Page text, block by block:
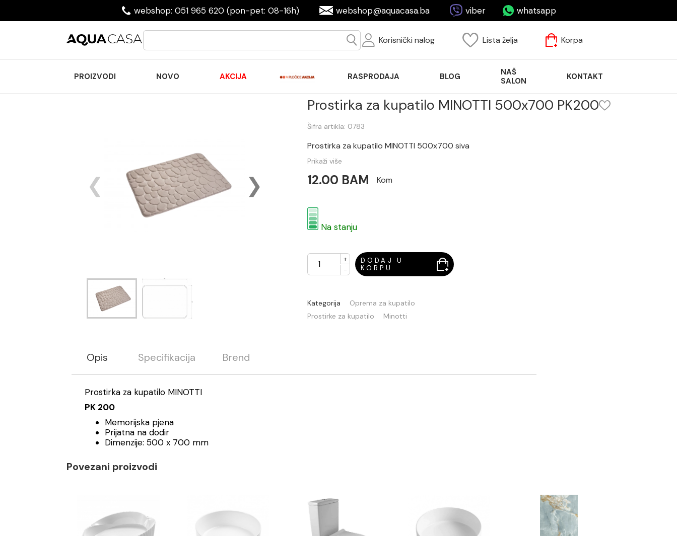
webshop: 051 965 620 (pon-pet: 08-16h) webshop@aquacasa.ba viber whatsapp
Korisnički nalog Lista želja Korpa
PROIZVODI NOVO AKCIJA RASPRODAJA BLOG
NAŠ
SALON
KONTAKT
Prostirka za kupatilo MINOTTI 500x700 PK200
Šifra artikla: 0783
Prostirka za kupatilo MINOTTI 500x700 siva
Prikaži više
12.00 BAM Kom
Na stanju
+
-
DODAJ U
KORPU
Kategorija
Oprema za kupatilo
Prostirke za kupatilo
Minotti
Opis Specifikacija Brend
Prostirka za kupatilo MINOTTI
PK 200
Memorijska pjena
Prijatna na dodir
Dimenzije: 500 x 700 mm
Povezani proizvodi